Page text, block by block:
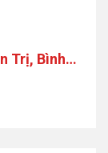
Trị, Bình